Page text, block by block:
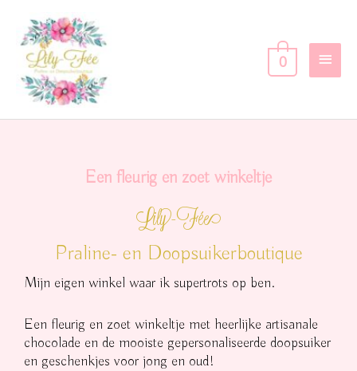
inhoud
0
Een fleurig en zoet winkeltje
Lily-Fée
Praline- en Doopsuikerboutique
Mijn eigen winkel waar ik supertrots op ben.
Een fleurig en zoet winkeltje met heerlijke artisanale
chocolade en de mooiste gepersonaliseerde doopsuiker
en geschenkjes voor jong en oud!